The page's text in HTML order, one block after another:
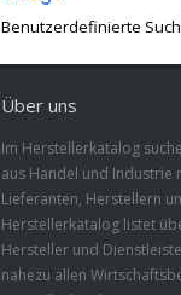
Benutzerdefinierte
Über uns
Im Herstellerkatalog
aus Handel und Industrie
Lieferanten, Herstellern
Herstellerkatalog listet
Hersteller und
nahezu allen